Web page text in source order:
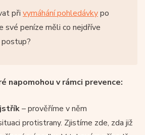
při vymáhání pohledávkypo
své peníze měli co nejdříve
napomohou v rámci prevence:
– prověříme v něm
protistrany. Zjistíme zde, zda již